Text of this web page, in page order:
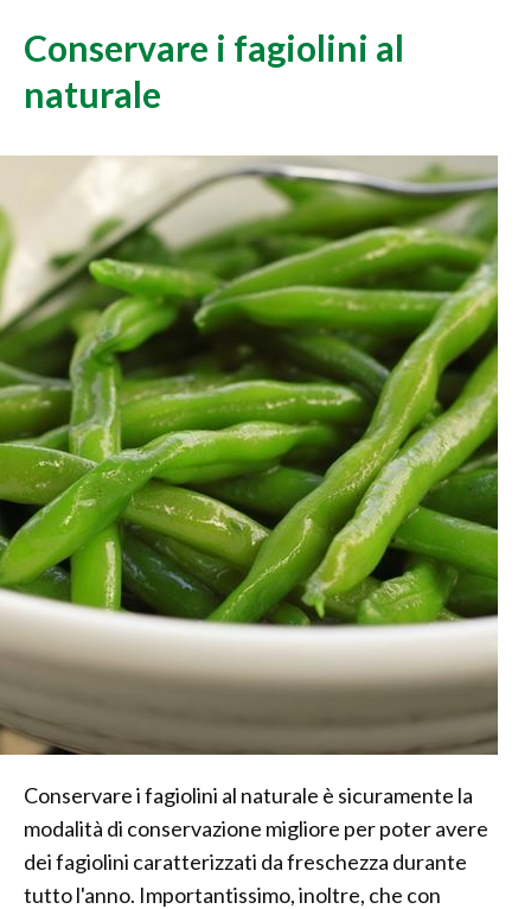
Conservare i fagiolini al
naturale
Conservare i fagiolini al naturale è sicuramente la
modalità di conservazione migliore per poter avere
dei fagiolini caratterizzati da freschezza durante
tutto l'anno. Importantissimo, inoltre, che con